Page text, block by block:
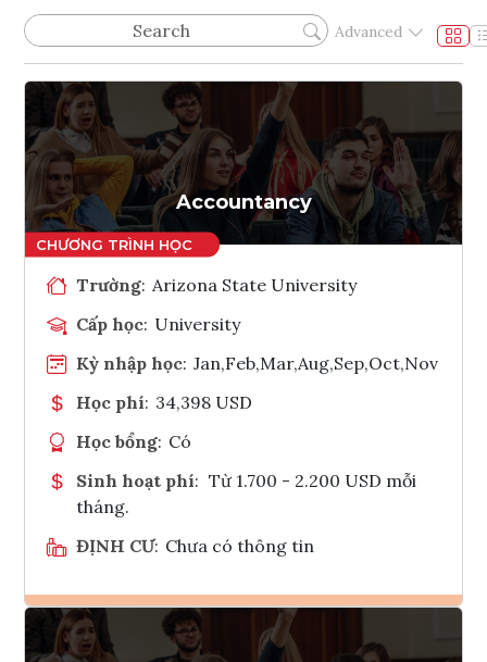
Advanced
Accountancy
Trường: Arizona State University
Cấp học: University
Kỳ nhập học: Jan,Feb,Mar,Aug,Sep,Oct,Nov
Học phí: 34,398 USD
Học bổng: Có
Sinh hoạt phí: Từ 1.700 - 2.200 USD mỗi
tháng.
ĐỊNH CƯ: Chưa có thông tin
Ghi danh